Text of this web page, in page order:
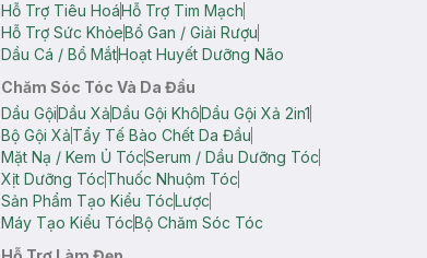
Hỗ Trợ Tiêu HoáHỗ Trợ Tim Mạch
Hỗ Trợ Sức KhỏeBổ Gan / Giải Rượu
Dầu Cá / Bổ MắtHoạt Huyết Dưỡng Não
Chăm Sóc Tóc Và Da Đầu
Dầu GộiDầu XảDầu Gội KhôDầu Gội Xả 2in1
Bộ Gội XảTẩy Tế Bào Chết Da Đầu
Mặt Nạ / Kem Ủ TócSerum / Dầu Dưỡng Tóc
Xịt Dưỡng TócThuốc Nhuộm Tóc
Sản Phẩm Tạo Kiểu TócLược
Máy Tạo Kiểu TócBộ Chăm Sóc Tóc